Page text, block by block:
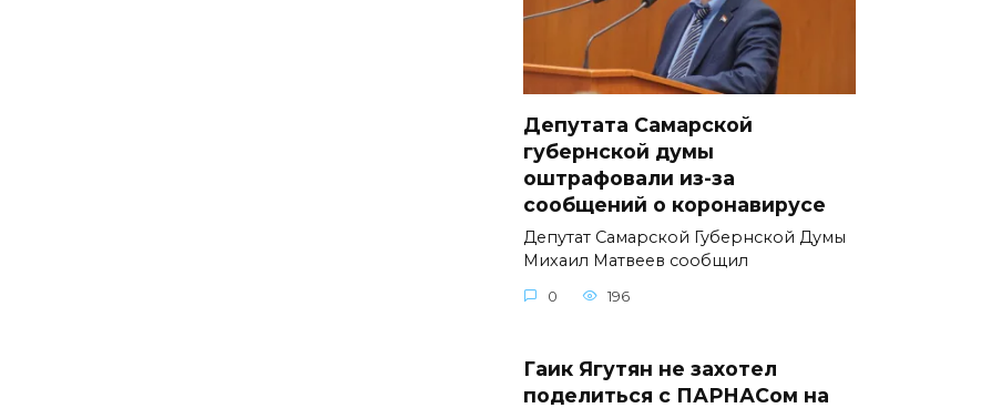
Депутата Самарской
губернской думы
оштрафовали из-за
сообщений о коронавирусе
Депутат Самарской Губернской Думы
Михаил Матвеев сообщил
0 196
Гаик Ягутян не захотел
поделиться с ПАРНАСом на